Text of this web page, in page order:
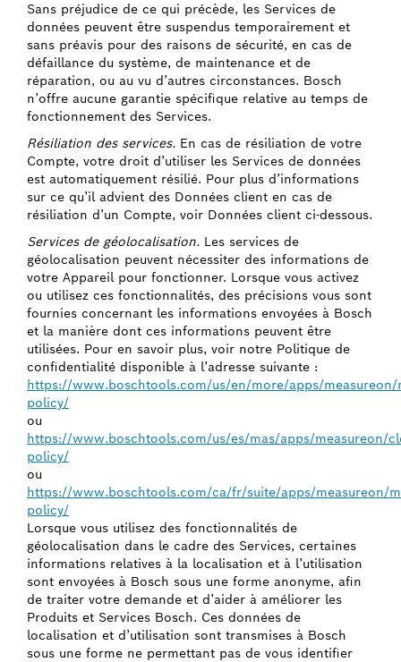
Sans préjudice de ce qui précède, les Services de
données peuvent être suspendus temporairement et
sans préavis pour des raisons de sécurité, en cas de
défaillance du système, de maintenance et de
réparation, ou au vu d’autres circonstances. Bosch
n’offre aucune garantie spécifique relative au temps de
fonctionnement des Services.
Résiliation des services. En cas de résiliation de votre
Compte, votre droit d’utiliser les Services de données
est automatiquement résilié. Pour plus d’informations
sur ce qu’il advient des Données client en cas de
résiliation d’un Compte, voir Données client ci-dessous.
Services de géolocalisation. Les services de
géolocalisation peuvent nécessiter des informations de
votre Appareil pour fonctionner. Lorsque vous activez
ou utilisez ces fonctionnalités, des précisions vous sont
fournies concernant les informations envoyées à Bosch
et la manière dont ces informations peuvent être
utilisées. Pour en savoir plus, voir notre Politique de
confidentialité disponible à l’adresse suivante :
https://www.boschtools.com/us/en/more/apps/measureon/
policy/
ou
https://www.boschtools.com/us/es/mas/apps/measureon/
policy/
ou
https://www.boschtools.com/ca/fr/suite/apps/measureon/
policy/
Lorsque vous utilisez des fonctionnalités de
géolocalisation dans le cadre des Services, certaines
informations relatives à la localisation et à l’utilisation
sont envoyées à Bosch sous une forme anonyme, afin
de traiter votre demande et d’aider à améliorer les
Produits et Services Bosch. Ces données de
localisation et d’utilisation sont transmises à Bosch
sous une forme ne permettant pas de vous identifier